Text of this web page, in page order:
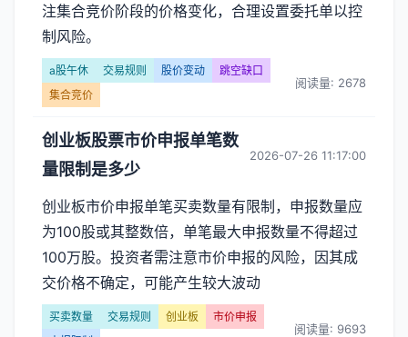
注集合竞价阶段的价格变化，合理设置委托单以控
制风险。
a股午休 交易规则 股价变动
跳空缺口
集合竞价
阅读量: 2678
创业板股票市价申报单笔数
量限制是多少
2026-07-26 11:17:00
创业板市价申报单笔买卖数量有限制，申报数量应
为100股或其整数倍，单笔最大申报数量不得超过
100万股。投资者需注意市价申报的风险，因其成
交价格不确定，可能产生较大波动
买卖数量 交易规则 创业板
市价申报
阅读量: 9693